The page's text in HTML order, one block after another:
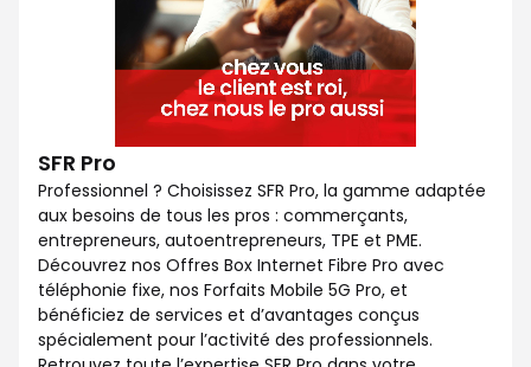
SFR Pro
Professionnel ? Choisissez SFR Pro, la gamme adaptée
aux besoins de tous les pros : commerçants,
entrepreneurs, autoentrepreneurs, TPE et PME.
Découvrez nos Offres Box Internet Fibre Pro avec
téléphonie fixe, nos Forfaits Mobile 5G Pro, et
bénéficiez de services et d’avantages conçus
spécialement pour l’activité des professionnels.